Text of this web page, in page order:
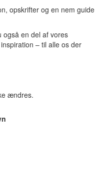
opskrifter og en nem guide
også en del af vores
– til alle os der
ændres.